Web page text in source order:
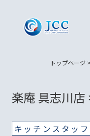
トップページ >
楽庵 具志川店
キッチンスタッフ